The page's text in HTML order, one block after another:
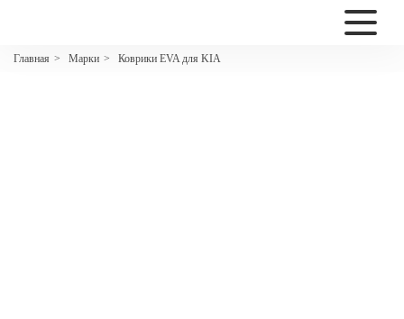
Главная > Марки > Коврики EVA для KIA
2200